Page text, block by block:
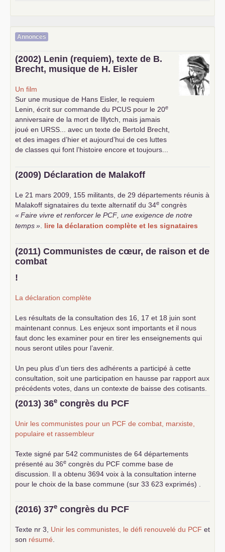
Annonces
(2002) Lenin (requiem), texte de B.
Brecht, musique de H. Eisler
Un film
Sur une musique de Hans Eisler, le requiem
Lenin, écrit sur commande du PCUS pour le 20e
anniversaire de la mort de Illytch, mais jamais
joué en URSS ... avec un texte de Bertold Brecht,
et des images d’hier et aujourd’hui de ces luttes
de classes qui font l’histoire encore et toujours...
(2009) Déclaration de Malakoff
Le 21 mars 2009, 155 militants, de 29 départements réunis à
Malakoff signataires du texte alternatif du 34e congrès
«Faire vivre et renforcer le PCF , une exigence de notre
temps» lire la déclaration complète et les signataires
(2011) Communistes de cœur, de raison et de
combat
!
La déclaration complète
Les résultats de la consultation des 16, 17 et 18 juin sont
maintenant connus. Les enjeux sont importants et il nous
faut donc les examiner pour en tirer les enseignements qui
nous seront utiles pour l’avenir.
Un peu plus d’un tiers des adhérents a participé à cette
consultation, soit une participation en hausse par rapport aux
précédents votes, dans un contexte de baisse des cotisants.
... lire la suite
(2013) 36e congrès du PCF
Unir les communistes pour un PCF de combat, marxiste,
populaire et rassembleur
Texte signé par 542 communistes de 64 départements
présenté au 36e congrès du PCF comme base de
discussion. Il a obtenu 3694 voix à la consultation interne
pour le choix de la base commune (sur 33 623 exprimés) .
(2016) 37e congrès du PCF
Texte nr 3, Unir les communistes, le défi renouvelé du PCF et
son résumé